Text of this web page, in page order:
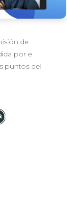
de
por el
puntos del